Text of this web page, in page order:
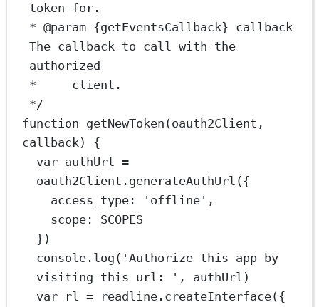
token for.
* @param {getEventsCallback} callback
The callback to call with the
authorized
*     client.
*/
function getNewToken (oauth2Client
callback) {
var authUrl =
oauth2Client. generateAuthUrl ({
access_type:
'offline' ,
scope: SCOPES
})
console. log ( 'Authorize this app by
visiting this url: ' , authUrl)
var rl = readline. createInterface({